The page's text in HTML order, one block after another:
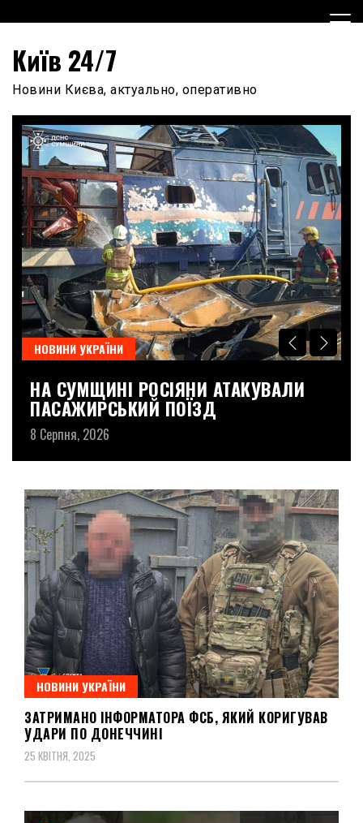
to
Київ 24/7
Новини Києва, актуально, оперативно
НОВИНИ УКРАЇНИ
НА СУМЩИНІ РОСІЯНИ АТАКУВАЛИ
ПАСАЖИРСЬКИЙ ПОЇЗД
8 Серпня, 2026
НОВИНИ УКРАЇНИ
ЗАТРИМАНО ІНФОРМАТОРА ФСБ, ЯКИЙ КОРИГУВАВ
УДАРИ ПО ДОНЕЧЧИНІ
25 КВІТНЯ, 2025